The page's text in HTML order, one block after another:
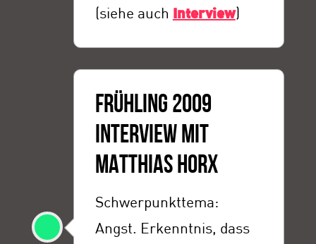
(siehe auch Interview)
FRÜHLING 2009
INTERVIEW MIT
MATTHIAS HORX
Schwerpunkttema:
Angst. Erkenntnis, dass